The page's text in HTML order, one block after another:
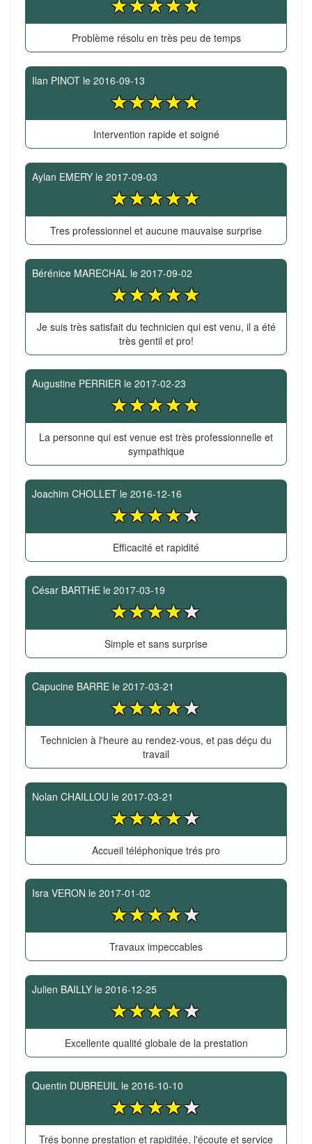
Problème résolu en très peu de temps
Ilan PINOT le 2016-09-13
Intervention rapide et soigné
Aylan EMERY le 2017-09-03
Tres professionnel et aucune mauvaise surprise
Bérénice MARECHAL le 2017-09-02
Je suis très satisfait du technicien qui est venu, il a été
très gentil et pro!
Augustine PERRIER le 2017-02-23
La personne qui est venue est très professionnelle et
sympathique
Joachim CHOLLET le 2016-12-16
Efficacité et rapidité
César BARTHE le 2017-03-19
Simple et sans surprise
Capucine BARRE le 2017-03-21
Technicien à l'heure au rendez-vous, et pas déçu du
travail
Nolan CHAILLOU le 2017-03-21
Accueil téléphonique trés pro
Isra VERON le 2017-01-02
Travaux impeccables
Julien BAILLY le 2016-12-25
Excellente qualité globale de la prestation
Quentin DUBREUIL le 2016-10-10
Trés bonne prestation et rapiditée, l'écoute et service